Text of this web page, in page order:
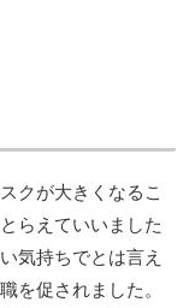
クが大きくなるこ
らえていいました
気持ちでとは言え
を促されました。